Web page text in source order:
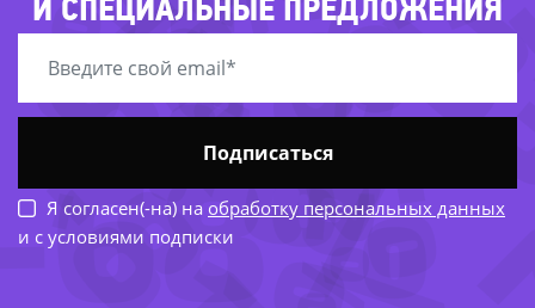
И СПЕЦИАЛЬНЫЕ ПРЕДЛОЖЕНИЯ
Я согласен(-на) на обработку персональных данных
и с условиями подписки
Подписаться
-79%-
-52%-
68%